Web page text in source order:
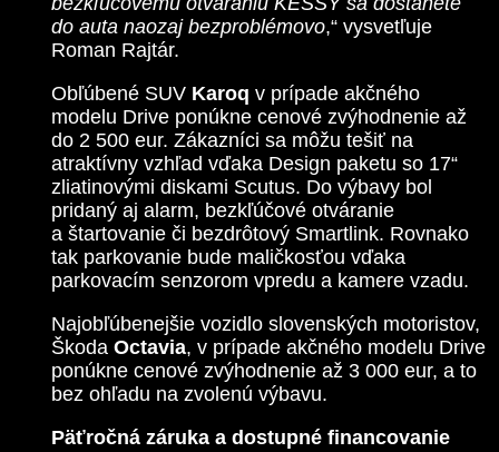
do auta naozaj bezproblémovo,“ vysvetľuje
Roman Rajtár.
Obľúbené SUV Karoq v prípade akčného
modelu Drive ponúkne cenové zvýhodnenie až
do 2 500 eur. Zákazníci sa môžu tešiť na
atraktívny vzhľad vďaka Design paketu so 17“
zliatinovými diskami Scutus. Do výbavy bol
pridaný aj alarm, bezkľúčové otváranie
a štartovanie či bezdrôtový Smartlink. Rovnako
tak parkovanie bude maličkosťou vďaka
parkovacím senzorom vpredu a kamere vzadu.
Najobľúbenejšie vozidlo slovenských motoristov,
Škoda Octavia, v prípade akčného modelu Drive
ponúkne cenové zvýhodnenie až 3 000 eur, a to
bez ohľadu na zvolenú výbavu.
Päťročná záruka a dostupné financovanie